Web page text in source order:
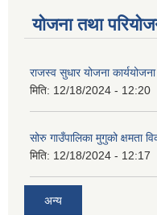
योजना तथा
राजस्व सुधार योजना
मिति: 12/18/2024 - 12:20
सोरु गाउँपालिका मुगुको
मिति: 12/18/2024 - 12:17
अन्य